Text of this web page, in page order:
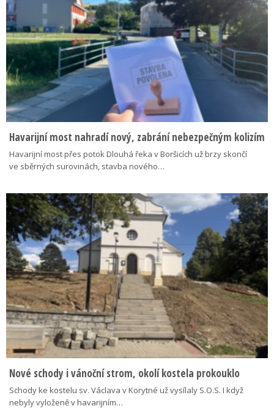
Havarijní most nahradí nový, zabrání nebezpečným kolizím
Havarijní most přes potok Dlouhá řeka v Boršicích už brzy skončí
ve sběrných surovinách, stavba nového…
Nové schody i vánoční strom, okolí kostela prokouklo
Schody ke kostelu sv. Václava v Korytné už vysílaly S.O.S. I když
nebyly vyloženě v havarijním…